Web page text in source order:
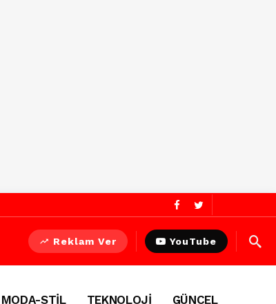
Reklam Ver YouTube
MODA-STİL TEKNOLOJİ
GÜNCEL